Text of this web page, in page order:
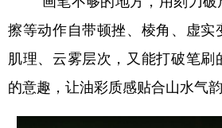
擦等动作自带顿挫、棱角、虚实
肌理、云雾层次，又能打破笔刷
的意趣，让油彩质感贴合山水气韵